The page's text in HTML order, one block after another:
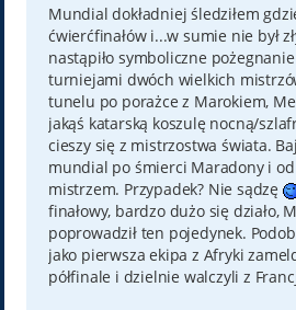
t
Mundial dokładniej śledziłem
ćwierćfinałów i...w sumie nie był
nastąpiło symboliczne
turniejami dwóch wielkich
tunelu po porażce z Marokiem,
jakąś katarską koszulę nocną/
cieszy się z mistrzostwa świata.
mundial po śmierci Maradony i
mistrzem. Przypadek? Nie sądzę
finałowy, bardzo dużo się działo,
poprowadził ten pojedynek.
jako pierwsza ekipa z Afryki
półfinale i dzielnie walczyli z